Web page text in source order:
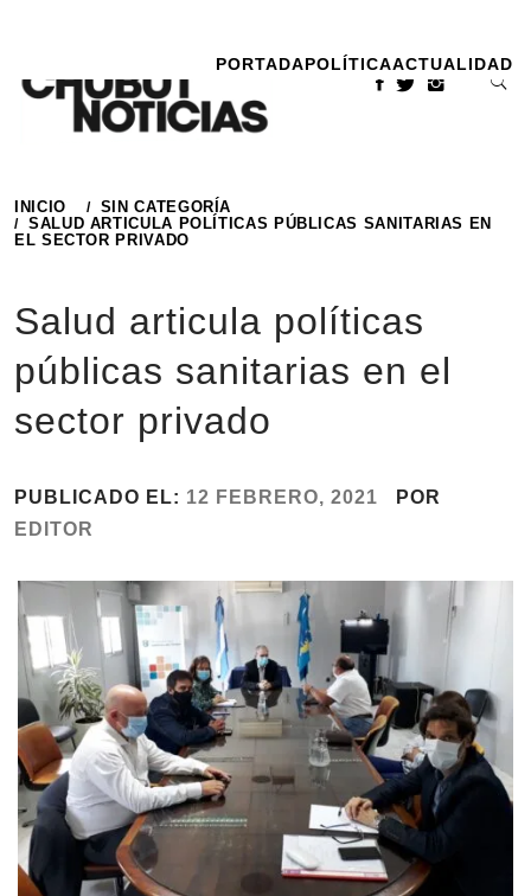
contenido
PORTADAPOLÍTICAACTUALIDAD
INICIO
SIN CATEGORÍA
SALUD ARTICULA POLÍTICAS PÚBLICAS SANITARIAS EN
EL SECTOR PRIVADO
Salud articula políticas
públicas sanitarias en el
sector privado
PUBLICADO EL: 12 FEBRERO, 2021
POR
EDITOR